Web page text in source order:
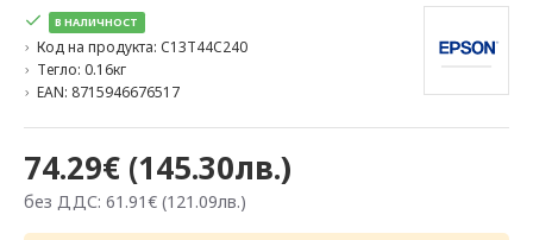
74.29€ (145.30лв.)
без ДДС: 61.91€ (121.09лв.)
В НАЛИЧНОСТ
Код на продукта: C13T44C240
Тегло: 0.16кг
EAN: 8715946676517